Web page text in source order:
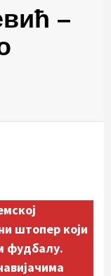
–
штопер који
фудбалу.